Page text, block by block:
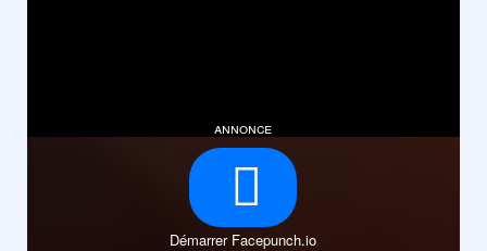
annonce
Démarrer Facepunch.io